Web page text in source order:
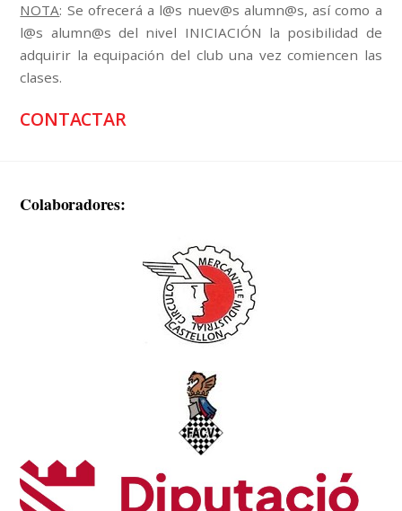
NOTA: Se ofrecerá a l@s nuev@s alumn@s, así como a
l@s alumn@s del nivel INICIACIÓN la posibilidad de
adquirir la equipación del club una vez comiencen las
clases.
CONTACTAR
Colaboradores: